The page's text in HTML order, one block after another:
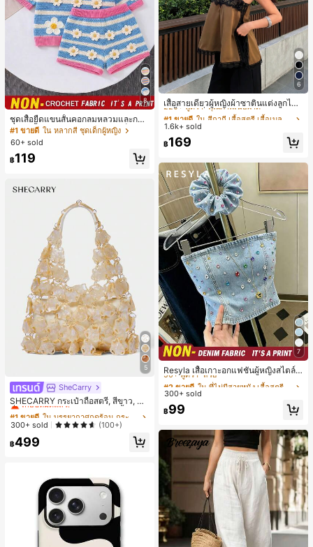
8
ชุดเสื้อยืดแขนสั้นคอกลมหลวมและกาง
เกงขาสั้นไบค์เกอร์รัดรูปสำหรับเด็กผู้ห
ญิง สไตล์มินิมอล เหมาะสำหรับฤดูใบไ
ม้ผลิและฤดูร้อน
#1 ขายดี ใน หลากสี ชุดเด็กผู้หญิง
60+ sold
฿119
5
SheCarry
SHECARRY กระเป๋าถือสตรี, สีขาว, แฟ
ชั่น, สง่างาม, วันหยุด, งานปาร์ตี้
#1 ขายดี
เกือบหมดแล้ว!
#1 ขายดี
เกือบหมดแล้ว!
#1 ขายดี
เกือบหมดแล้ว!
#1 ขายดี
ใน บรรยากาศฤดูร้อน กระเป๋าหูหิ้วด้านบนผู้หญิง
เกือบหมดแล้ว!
300+ sold (100+)
฿499
6
เสื้อสายเดี่ยวผู้หญิงผ้าซาตินแต่งลูกไม้
- เสื้อสายเดี่ยวฤดูร้อนสีคากีมีรอยผ่าด้า
นข้างที่น่าดึงดูดแบบสบายๆ
#1 ขายดี
ใน สีกากี เสื้อสตรี เสื้อเบลาส์ & Tee
220+ พูดว่า "คุณภาพเนื้อผ้าดี"
ลูกค้ากลับมาซื้อซ้ำ!
#1 ขายดี
220+ พูดว่า "คุณภาพเนื้อผ้าดี"
ลูกค้ากลับมาซื้อซ้ำ!
#1 ขายดี
220+ พูดว่า "คุณภาพเนื้อผ้าดี"
ลูกค้ากลับมาซื้อซ้ำ!
#1 ขายดี
ใน สีกากี เสื้อสตรี เสื้อเบลาส์ & Tee
ลูกค้ากลับมาซื้อซ้ำ!
1.6k+ sold
฿169
7
Resyla เสื้อเกาะอกแฟชั่นผู้หญิงสไตล์ซั
มเมอร์อเนกประสงค์ลายเดนิม แนะนำ
สำหรับงานหนัก ขายดี ตกแต่งเพชรสีสั
นสดใสพิมพ์ลาย เหมาะสำหรับใส่ประ
จำวัน
#2 ขายดี
ใน ที่ไม่มีสายหนัง เสื้อสตรี เสื้อเบลาส์ & Tee
50+ พูดว่า "สวย"
#2 ขายดี
50+ พูดว่า "สวย"
#2 ขายดี
50+ พูดว่า "สวย"
#2 ขายดี
ใน ที่ไม่มีสายหนัง เสื้อสตรี เสื้อเบลาส์ & Tee
300+ sold
฿99